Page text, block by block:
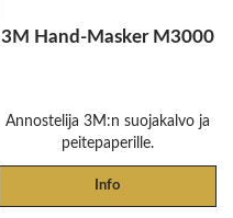
3M Hand-Masker M3000
Annostelija 3M:n suojakalvo ja
peitepaperille.
Info